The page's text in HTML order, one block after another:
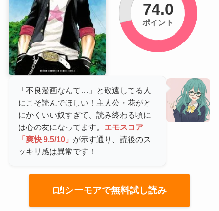
「不良漫画なんて…」と敬遠してる人
にこそ読んでほしい！主人公・花がと
にかくいい奴すぎて、読み終わる頃に
は心の友になってます。 エモスコア
「爽快 9.5/10」 が示す通り、読後のス
ッキリ感は異常です！
auto_storiesシーモアで無料試し読み
74.0
ポイント